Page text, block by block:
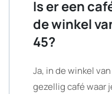
Is er een
de winkel
45?
Ja, in de winkel
gezellig café waar